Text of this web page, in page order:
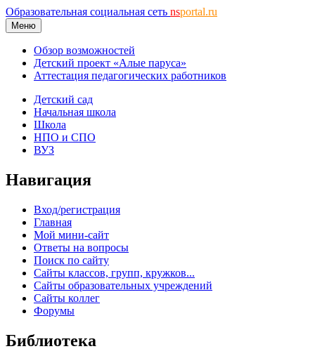
Образовательная социальная сеть nsportal.ru
Меню
Обзор возможностей
Детский проект «Алые паруса»
Аттестация педагогических работников
Детский сад
Начальная школа
Школа
НПО и СПО
ВУЗ
Навигация
Вход/регистрация
Главная
Мой мини-сайт
Ответы на вопросы
Поиск по сайту
Сайты классов, групп, кружков...
Сайты образовательных учреждений
Сайты коллег
Форумы
Библиотека